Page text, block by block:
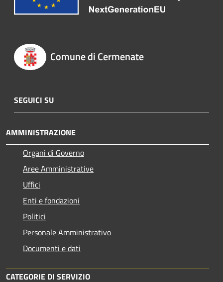
Comune di Cermenate
SEGUICI SU
AMMINISTRAZIONE
Organi di Governo
Aree Amministrative
Uffici
Enti e fondazioni
Politici
Personale Amministrativo
Documenti e dati
CATEGORIE DI SERVIZIO